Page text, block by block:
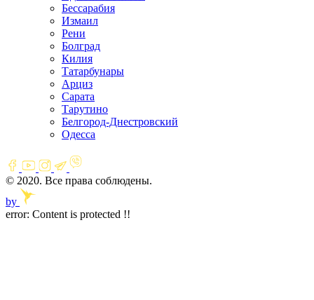
Бессарабия
Измаил
Рени
Болград
Килия
Татарбунары
Арциз
Сарата
Тарутино
Белгород-Днестровский
Одесса
© 2020. Все права соблюдены.
by
error: Content is protected !!